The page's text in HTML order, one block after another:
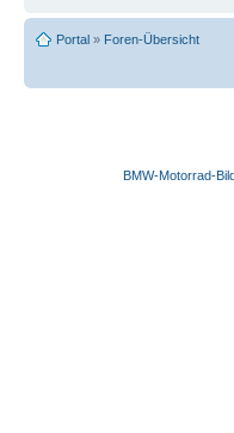
Portal » Foren-Übersicht
BMW-Motorrad-